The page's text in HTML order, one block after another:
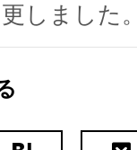
更しました